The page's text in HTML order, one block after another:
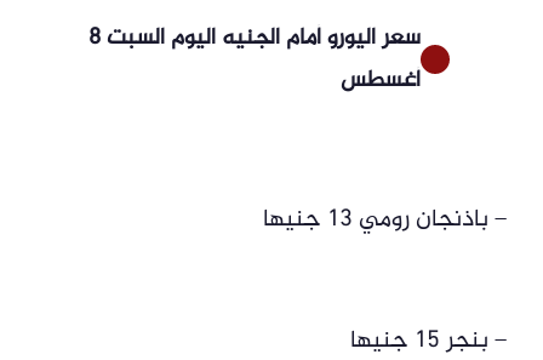
سعر اليورو أمام الجنيه اليوم السبت 8
أغسطس
– باذنجان رومي 13 جنيها
– بنجر 15 جنيها